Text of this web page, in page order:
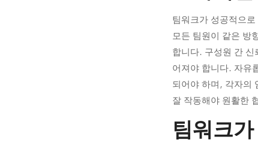
가
직
원
유
지
에
팀워크가 성공적으
모든 팀원이 같은 방
합니다. 구성원 간
어져야 합니다. 자유
되어야 하며, 각자의
잘 작동해야 원활한
팀워크